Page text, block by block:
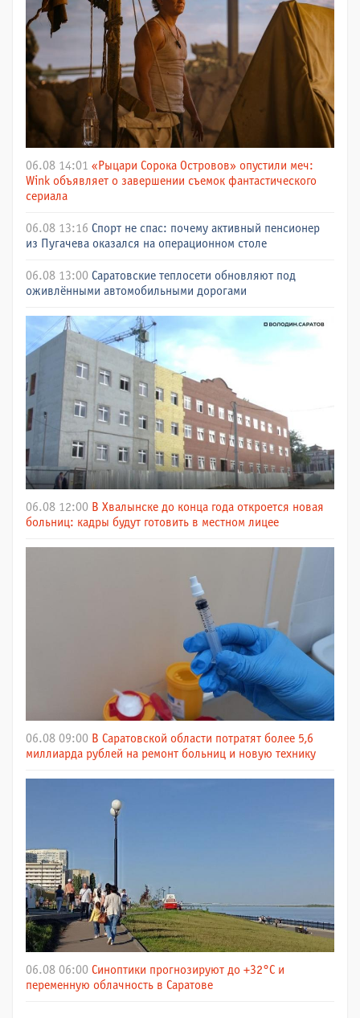
06.08 14:01 «Рыцари Сорока Островов» опустили меч:
Wink объявляет о завершении съемок фантастического
сериала
06.08 13:16 Спорт не спас: почему активный пенсионер
из Пугачева оказался на операционном столе
06.08 13:00 Саратовские теплосети обновляют под
оживлёнными автомобильными дорогами
06.08 12:00 В Хвалынске до конца года откроется новая
больниц: кадры будут готовить в местном лицее
06.08 09:00 В Саратовской области потратят более 5,6
миллиарда рублей на ремонт больниц и новую технику
06.08 06:00 Синоптики прогнозируют до +32°C и
переменную облачность в Саратове